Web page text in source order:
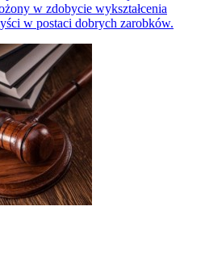
w zdobycie wykształcenia
w postaci dobrych zarobków.